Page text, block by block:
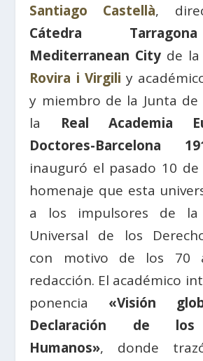
Santiago Castellà,
Cátedra
Mediterranean City de la
Rovira i Virgili y
y miembro de la Junta de
la Real Academia
Doctores-Barcelona
inauguró el pasado 10
homenaje que esta
a los impulsores de la
Universal de los
con motivo de los 70
redacción. El académico
ponencia «Visión
Declaración de los
Humanos», donde